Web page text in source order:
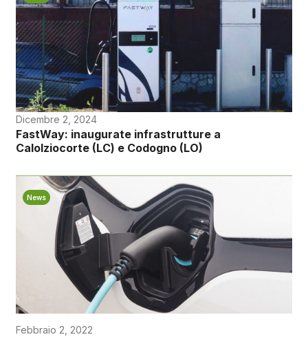
Dicembre 2, 2024
FastWay: inaugurate infrastrutture a
Calolziocorte (LC) e Codogno (LO)
News
Febbraio 2, 2022